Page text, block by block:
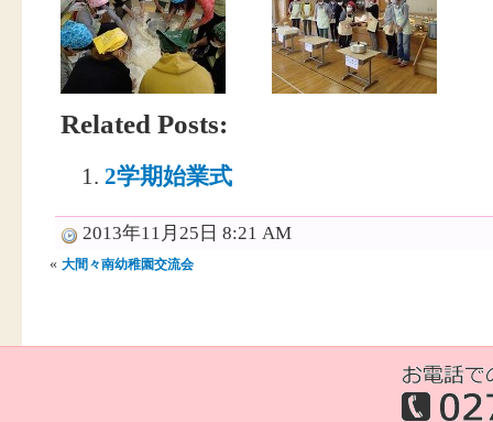
Related Posts:
2学期始業式
2013年11月25日 8:21 AM
« 大間々南幼稚園交流会